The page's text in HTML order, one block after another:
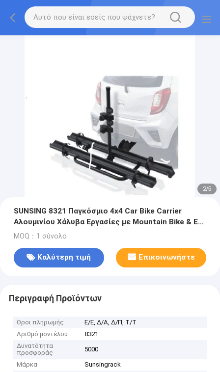
2/5
SUNSING 8321 Παγκόσμιο 4x4 Car Bike Carrier
Αλουμινίου Χάλυβα Εργασίες με Mountain Bike & E-
Bikes για Ταξίδια & Pick-Up μοντέλο
MOQ：1 σύνολο
Καλύτερη τιμή Επικοινωνήστε
Περιγραφή Προϊόντων
Όροι πληρωμής
Ε/Ε, Δ/Α, Δ/Π, Τ/Τ
Αριθμό μοντέλου
8321
Δυνατότητα
προσφοράς
5000
Μάρκα
Sunsingrack